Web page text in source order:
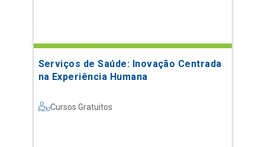
Serviços de Saúde: Inovação Centrada
na Experiência Humana
Cursos Gratuitos